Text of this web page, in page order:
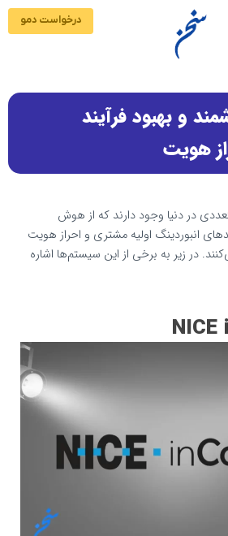
درخواست دمو
و بهبود فرآیند
هویت
در دنیا وجود دارند که از هوش
انبوردینگ اولیه مشتری و احراز هویت
در زیر به برخی از این سیستم‌ها اشاره